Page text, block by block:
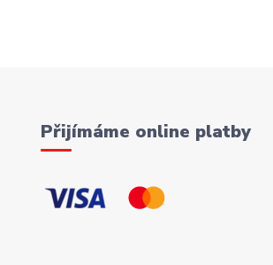
Přijímáme online platby